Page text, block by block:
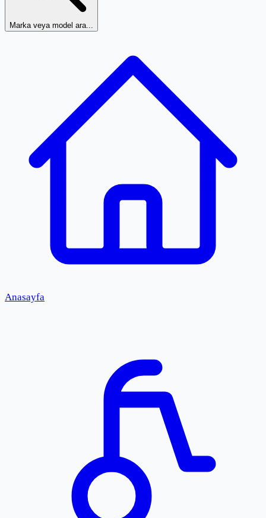
Marka veya model ara...
Anasayfa